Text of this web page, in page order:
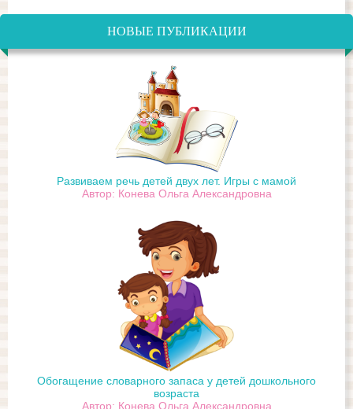
НОВЫЕ ПУБЛИКАЦИИ
Развиваем речь детей двух лет. Игры с мамой
Автор: Конева Ольга Александровна
Обогащение словарного запаса у детей дошкольного
возраста
Автор: Конева Ольга Александровна